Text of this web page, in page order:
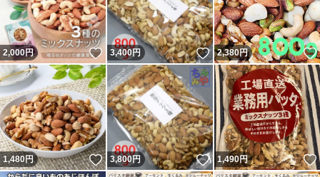
2,000円 いいね！
3,400円 いいね！
2,380円
1,480円 いいね！
3,800円 いいね！
1,490円